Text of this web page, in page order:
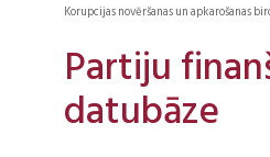
Korupcijas novēršanas un apkarošanas
Partiju
datubāze